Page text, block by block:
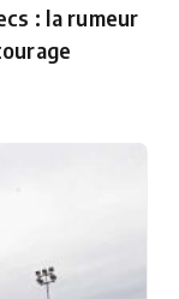
: la rumeur